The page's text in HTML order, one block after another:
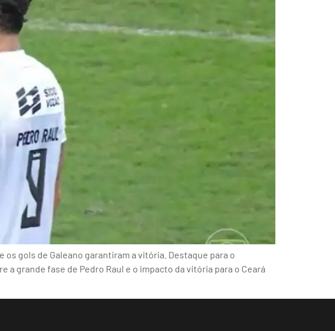
gols de Galeano garantiram a vitória. Destaque para o
grande fase de Pedro Raul e o impacto da vitória para o Ceará